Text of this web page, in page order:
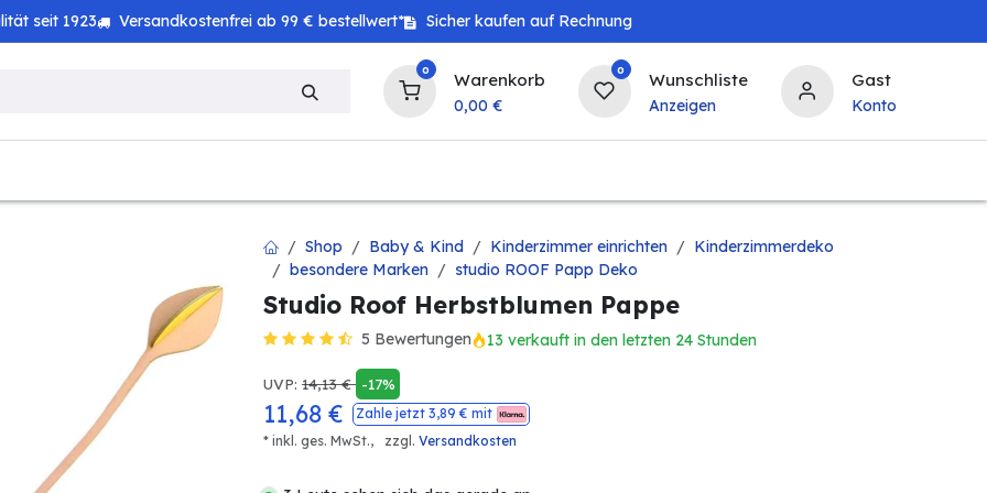
seit 1923 Versandkostenfrei ab 99 € bestellwert* Sicher kaufen auf Rechnung
0 Warenkorb
0,00 €
0 Wunschliste
Anzeigen
Gast
Konto
Shop Baby & Kind Kinderzimmer einrichten
Kinderzimmerdeko
besondere Marken
studio ROOF Papp Deko
Studio Roof Herbstblumen Pappe
5 Bewertungen 13 verkauft in den letzten 24 Stunden
UVP: 14,13€ -17%
11,68 € Zahle jetzt 3,89 € mit
* inkl. ges. MwSt.,
zzgl. Versandkosten